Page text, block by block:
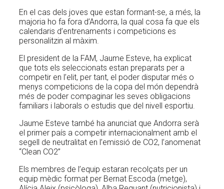
En el cas dels joves que estan formant-se, a més, la
majoria ho fa fora d’Andorra, la qual cosa fa que els
calendaris d’entrenaments i competicions es
personalitzin al màxim.
El president de la FAM, Jaume Esteve, ha explicat
que tots els seleccionats estan preparats per a
competir en l’elit, per tant, el poder disputar més o
menys competicions de la copa del món dependrà
més de poder compaginar les seves obligacions
familiars i laborals o estudis que del nivell esportiu.
Jaume Esteve també ha anunciat que Andorra serà
el primer país a competir internacionalment amb el
segell de neutralitat en l’emissió de CO2, l’anomenat
“Clean CO2”
Els membres de l’equip estaran recolçats per un
equip mèdic format per Bernat Escoda (metge),